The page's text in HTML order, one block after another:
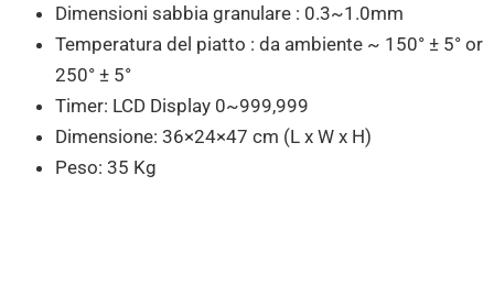
Dimensioni sabbia granulare : 0.3~1.0mm
Temperatura del piatto : da ambiente ~ 150° ± 5° or
250° ± 5°
Timer: LCD Display 0~999,999
Dimensione: 36×24×47 cm (L x W x H)
Peso: 35 Kg